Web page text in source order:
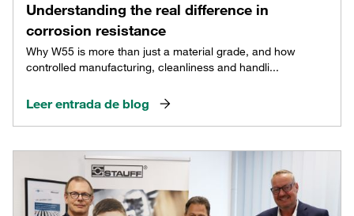
Understanding the real difference in
corrosion resistance
Why W55 is more than just a material grade, and how
controlled manufacturing, cleanliness and handli...
Leer entrada de blog